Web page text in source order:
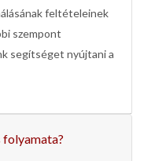
feltételeinek
szempont
segítséget nyújtani a